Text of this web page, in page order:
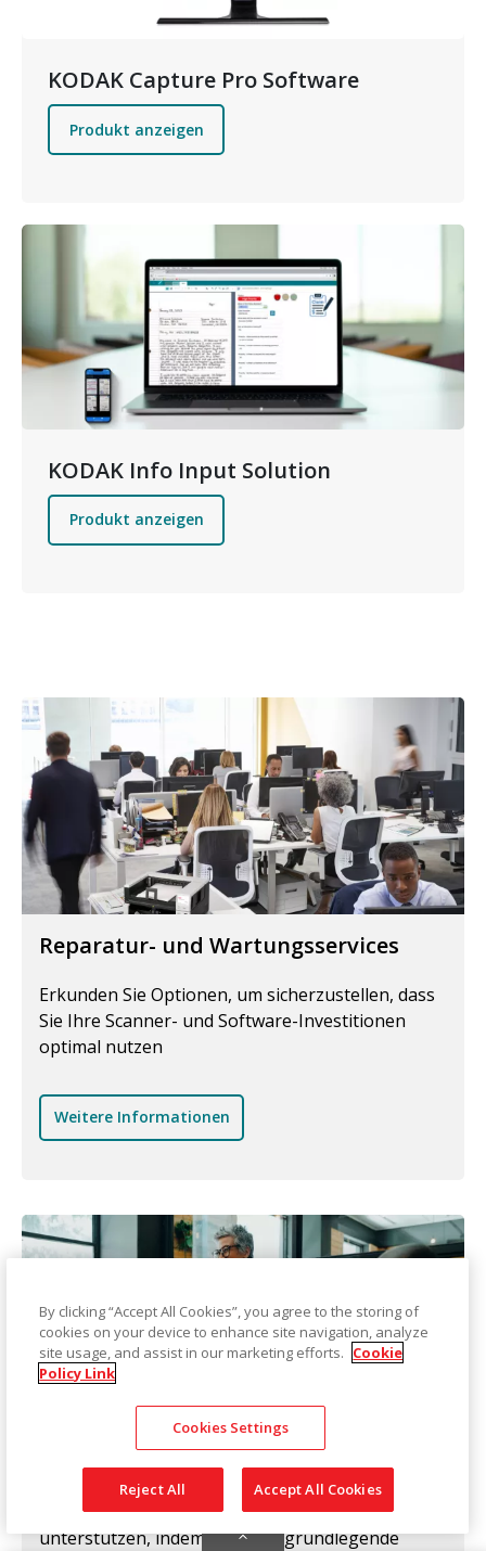
KODAK Capture Pro Software
Produkt anzeigen
Bild
KODAK Info Input Solution
Produkt anzeigen
Reparatur- und Wartungsservices
Erkunden Sie Optionen, um sicherzustellen, dass
Sie Ihre Scanner- und Software-Investitionen
optimal nutzen
Weitere Informationen
Technische Unterstützung
Kodak Alaris kann Sie bei Ihrer Technologie
unterstützen, indem es Ihnen grundlegende
By clicking “Accept All Cookies”, you agree to the storing of
cookies on your device to enhance site navigation, analyze
site usage, and assist in our marketing efforts. Cookie
Policy Link
Cookies Settings
Reject All Accept All Cookies